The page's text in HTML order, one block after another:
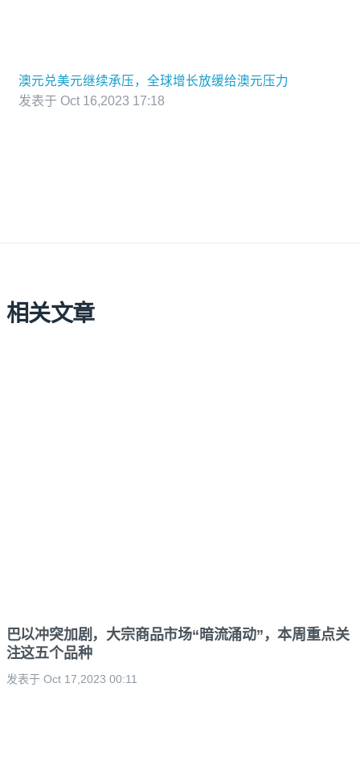
澳元兑美元继续承压，全球增长放缓给澳元压力
发表于 Oct 16,2023 17:18
相关文章
巴以冲突加剧，大宗商品市场“暗流涌动”，本周重点关
注这五个品种
发表于 Oct 17,2023 00:11